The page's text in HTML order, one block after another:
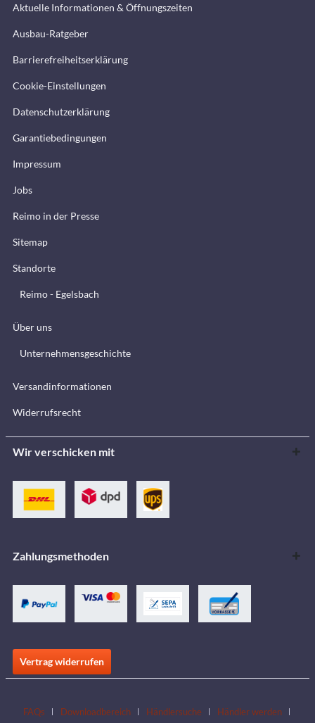
Aktuelle Informationen & Öffnungszeiten
Ausbau-Ratgeber
Barrierefreiheitserklärung
Cookie-Einstellungen
Datenschutzerklärung
Garantiebedingungen
Impressum
Jobs
Reimo in der Presse
Sitemap
Standorte
Reimo - Egelsbach
Über uns
Unternehmensgeschichte
Versandinformationen
Widerrufsrecht
Wir verschicken mit
Zahlungsmethoden
Vertrag widerrufen
FAQs Downloadbereich Händlersuche Händler werden